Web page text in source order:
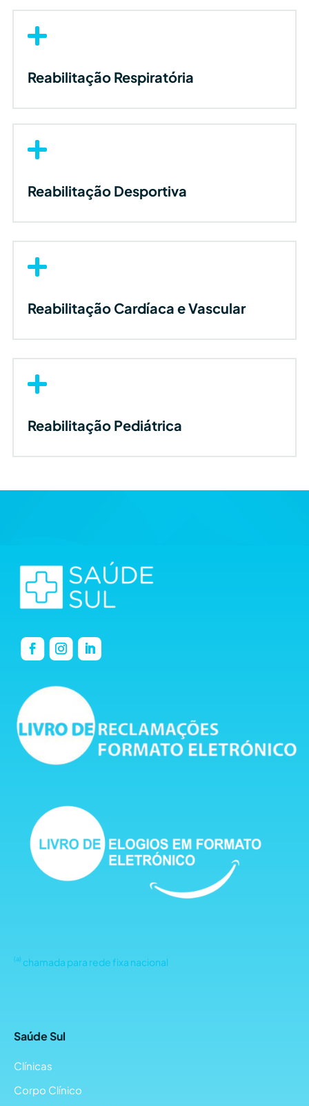

Reabilitação Respiratória

Reabilitação Desportiva

Reabilitação Cardíaca e Vascular

Reabilitação Pediátrica
(a) chamada para rede fixa nacional
Saúde Sul
Clínicas
Corpo Clínico